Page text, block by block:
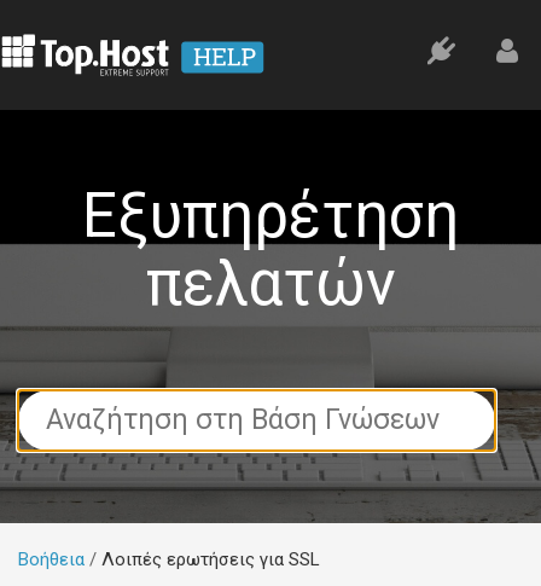
Εξυπηρέτηση
πελατών
Search
For
Βοήθεια Λοιπές ερωτήσεις για SSL